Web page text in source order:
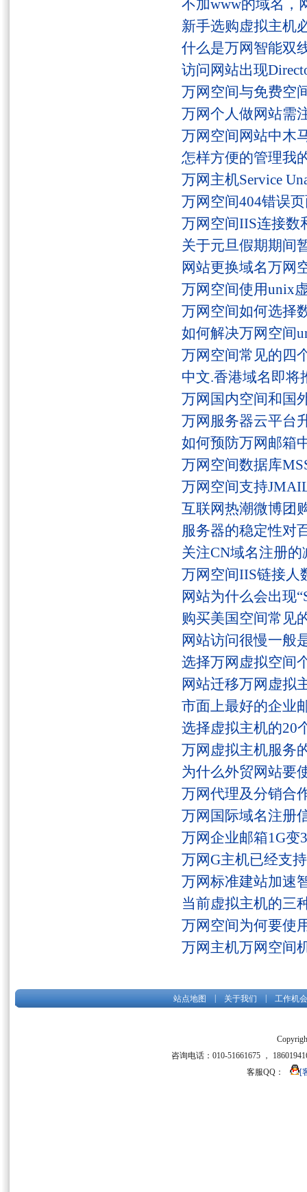
不加www的域名，
新手选购虚拟主机
什么是万网智能双
访问网站出现
万网空间与免费空
万网个人做网站需
万网空间网站中木
怎样方便的管理我
万网主机Service
万网空间404错误
万网空间IIS连接数
关于元旦假期期间
网站更换域名万网
万网空间使用unix
万网空间如何选择
如何解决万网空间
万网空间常见的四
中文.香港域名即将
万网国内空间和国
万网服务器云平台
如何预防万网邮箱
万网空间数据库
万网空间支持
互联网热潮微博团
服务器的稳定性对
关注CN域名注册
万网空间IIS链接人
网站为什么会出现
购买美国空间常见
网站访问很慢一般
选择万网虚拟空间
网站迁移万网虚拟
市面上最好的企业
选择虚拟主机的20
万网虚拟主机服务
为什么外贸网站要
万网代理及分销合
万网国际域名注册
万网企业邮箱1G变
万网G主机已经支
万网标准建站加速
当前虚拟主机的三
万网空间为何要使
万网主机万网空间
站点地图 关于我们 工作机会
咨询电话：010-51661675 ，
客服QQ：
[